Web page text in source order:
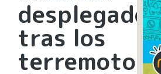
desplegados
tras los
terremotos